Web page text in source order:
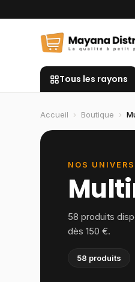
Tous les rayons
Accueil › Boutique ›
NOS UNIVERS
58 produits
dès 150 €.
58 produits